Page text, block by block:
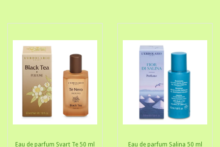
Eau de parfum Svart Te 50 ml
Eau de parfum Salina 50 ml